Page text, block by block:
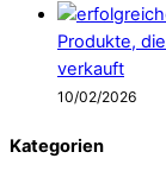
Produkte,
verkauft
10/02/2026
Kategorien